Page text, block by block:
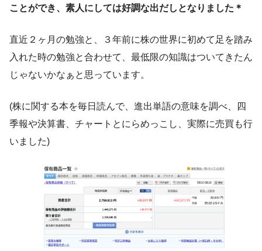
ことができ、素人にしては好調な出だしとなりました＊
直近２ヶ月の勉強と、３年前に株の世界に初めて足を踏み
入れた時の勉強と合わせて、最低限の知識はついてきたん
じゃないかなぁと思っています。
(株に関する本を毎日読んで、進出単語の意味を調べ、四
季報や決算書、チャートとにらめっこし、実際に売買も行
いました)